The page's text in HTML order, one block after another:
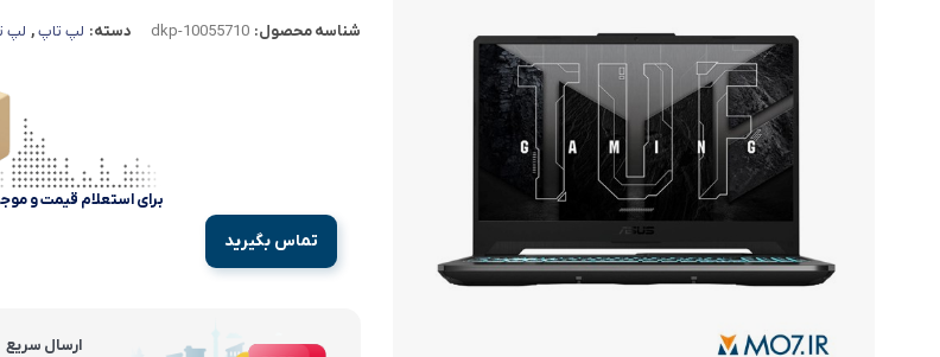
تبلت هوآوی گوشی شیائومی
گوشی ناتینگ فون
گوشی داریا
گوشی موتورولا
گوشی نوکیا
قطعات کامپیوتر شناسه محصول: dkp-10055710 دسته: لپ تاپ, لپ
برای استعلام قیمت و
تماس بگیرید
ارسال سریع